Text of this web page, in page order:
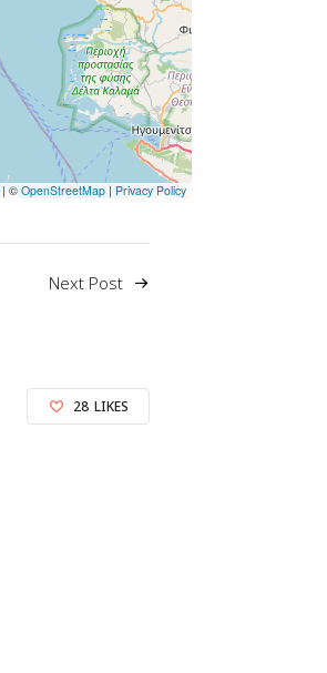
| © OpenStreetMap | Privacy Policy
Next Post
28 LIKES